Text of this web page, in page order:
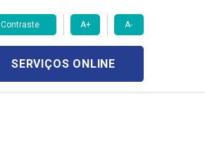
Contraste A+ A-
SERVIÇOS ONLINE